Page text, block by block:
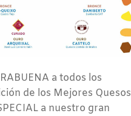
a todos los
de los Mejores Quesos
a nuestro gran